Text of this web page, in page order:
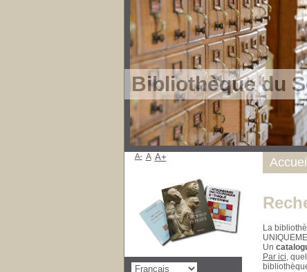
Bibliothèque du
La
Un
Par ici,
Accueil
A- A A+